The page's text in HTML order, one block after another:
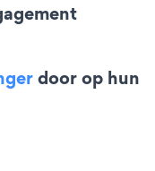
door op hun